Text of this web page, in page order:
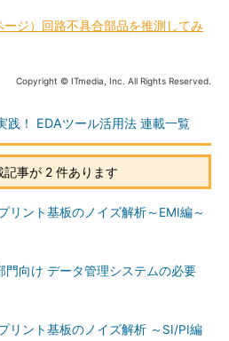
ージ）回路不具合部品を推測してみ
Copyright © ITmedia, Inc. All Rights Reserved.
！ EDAツール活用法 連載一覧
記事が 2 件あります
リント基板のノイズ解析～EMI編～
門向け データ管理システムの必要
リント基板のノイズ解析 ～SI/PI編